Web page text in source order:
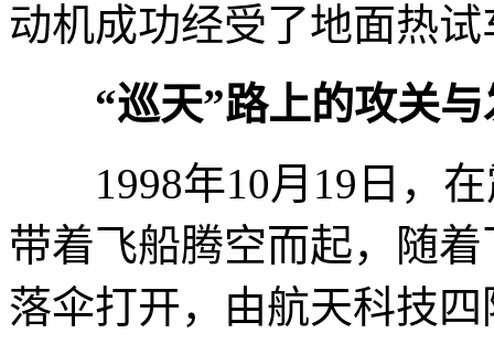
动机成功经受了地面热
“巡天”路上的攻关
1998年10月19日，在
带着飞船腾空而起，随
落伞打开，由航天科技